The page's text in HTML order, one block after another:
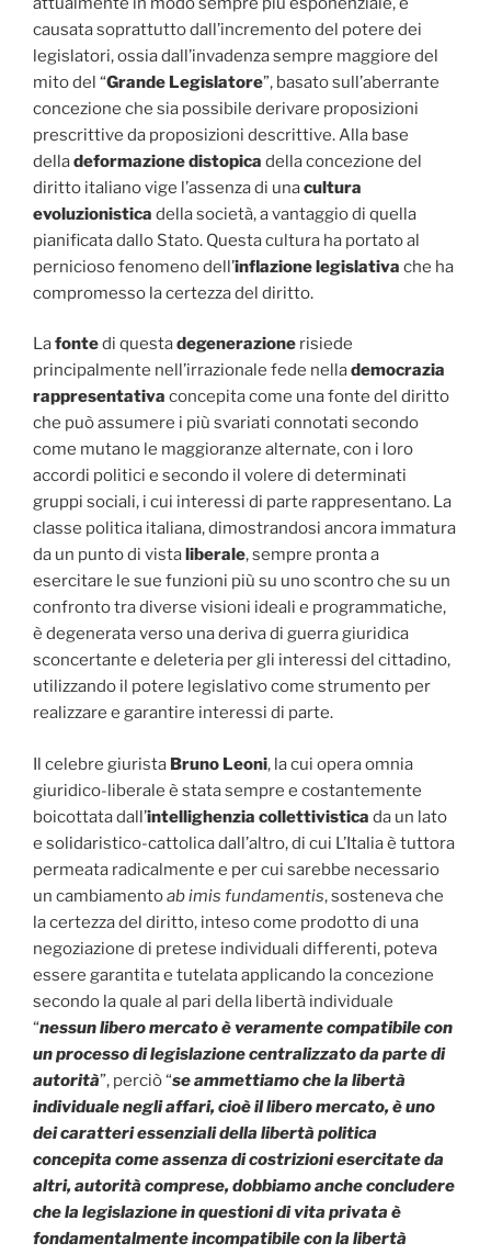
causata soprattutto dall’incremento del potere dei
legislatori, ossia dall’invadenza sempre maggiore del
mito del “Grande Legislatore”, basato sull’aberrante
concezione che sia possibile derivare proposizioni
prescrittive da proposizioni descrittive. Alla base
delladeformazione distopica della concezione del
diritto italiano vige l’assenza di unacultura
evoluzionistica della società, a vantaggio di quella
pianificata dallo Stato. Questa cultura ha portato al
pernicioso fenomeno dell’inflazione legislativa che ha
compromesso la certezza del diritto.
Lafontedi questadegenerazione risiede
principalmente nell’irrazionale fede nellademocrazia
rappresentativa concepita come una fonte del diritto
che può assumere i più svariati connotati secondo
come mutano le maggioranze alternate, con i loro
accordi politici e secondo il volere di determinati
gruppi sociali, i cui interessi di parte rappresentano. La
classe politica italiana, dimostrandosi ancora immatura
da un punto di vistaliberale, sempre pronta a
esercitare le sue funzioni più su uno scontro che su un
confronto tra diverse visioni ideali e programmatiche,
è degenerata verso una deriva di guerra giuridica
sconcertante e deleteria per gli interessi del cittadino,
utilizzando il potere legislativo come strumento per
realizzare e garantire interessi di parte.
Il celebre giurista Bruno Leoni, la cui opera omnia
giuridico-liberale è stata sempre e costantemente
boicottata dall’intellighenzia collettivistica da un lato
e solidaristico-cattolica dall’altro, di cui L’Italia è tuttora
permeata radicalmente e per cui sarebbe necessario
un cambiamentoab imis fundamentis, sosteneva che
la certezza del diritto, inteso come prodotto di una
negoziazione di pretese individuali differenti, poteva
essere garantita e tutelata applicando la concezione
secondo la quale al pari della libertà individuale
“nessun libero mercato è veramente compatibile con
un processo di legislazione centralizzato da parte di
autorità”, perciò “se ammettiamo che la libertà
individuale negli affari, cioè il libero mercato, è uno
dei caratteri essenziali della libertà politica
concepita come assenza di costrizioni esercitate da
altri, autorità comprese, dobbiamo anche concludere
che la legislazione in questioni di vita privata è
fondamentalmente incompatibile con la libertà